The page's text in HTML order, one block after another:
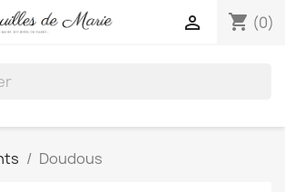
shopping_cart (0)

Doudous